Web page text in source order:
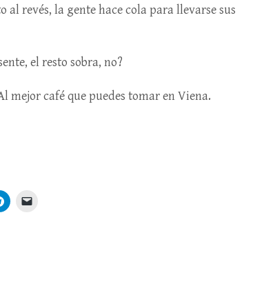
al revés, la gente hace cola para llevarse sus
el resto sobra, no?
mejor café que puedes tomar en Viena.